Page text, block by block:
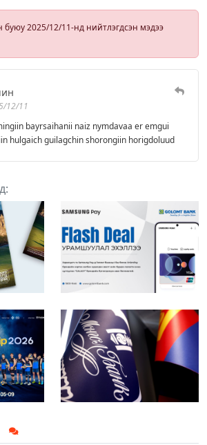
буюу 2025/12/11-нд нийтлэгдсэн мэдээ
12/11
bayrsaihanii naiz nymdavaa er emgui
hulgaich guilagchin shorongiin horigdoluud